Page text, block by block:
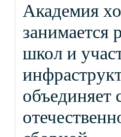
Академия
занимается
школ и
объединяет